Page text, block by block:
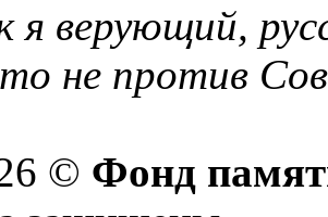
я верующий,
не против
© Фонд